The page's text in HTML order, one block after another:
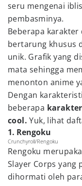
seru mengenai
pembasminya.
Beberapa
bertarung khusus
unik. Grafik yang
mata sehingga
menonton anime
Dengan
beberapa karakter
cool.Yuk, lihat
1. Rengoku
Crunchyroll/Rengoku
Rengoku
Slayer Corps yang
dihormati oleh